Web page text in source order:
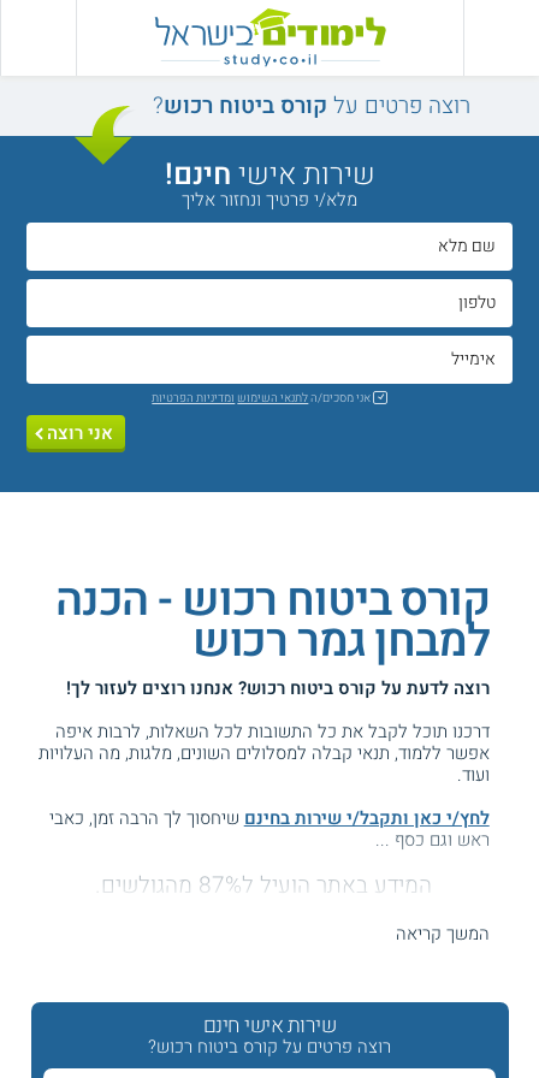
רוצה פרטים על קורס ביטוח רכוש?
שירות אישיחינם!
מלא/י פרטיך ונחזור אליך
אני מסכים/הלתנאי השימוש ומדיניות הפרטיות
אני רוצה
קורס ביטוח רכוש - הכנה
למבחן גמר רכוש
רוצה לדעת על קורס ביטוח רכוש? אנחנו רוצים לעזור לך!
דרכנו תוכל לקבל את כל התשובות לכל השאלות, לרבות איפה
אפשר ללמוד, תנאי קבלה למסלולים השונים, מלגות, מה העלויות
ועוד.
לחץ/י כאן ותקבל/י שירות בחינם שיחסוך לך הרבה זמן, כאבי
ראש וגם כסף ...
המידע באתר הועיל ל87% מהגולשים.
קורס ביטוח רכוש - הכנה למבחן הממשלתי בביטוח רכוש
בין מקצועות הביטוח, ביטוח הרכוש הוא אחד הענפים המבוקשים
המשך קריאה
שירות אישי חינם
רוצה פרטים על קורס ביטוח רכוש?